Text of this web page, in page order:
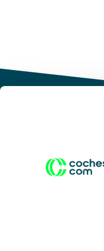
Conduce
desata